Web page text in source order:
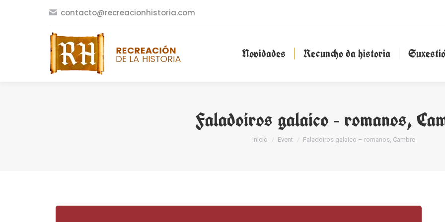
contacto@recreacionhistoria.com
Novidades Recuncho da historia
Faladoiros galaico – romanos,
You are here:
Inicio Event Faladoiros galaico – romanos, Cambre
Novidades Recuncho da historia